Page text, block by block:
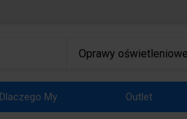
Dlaczego My Outlet